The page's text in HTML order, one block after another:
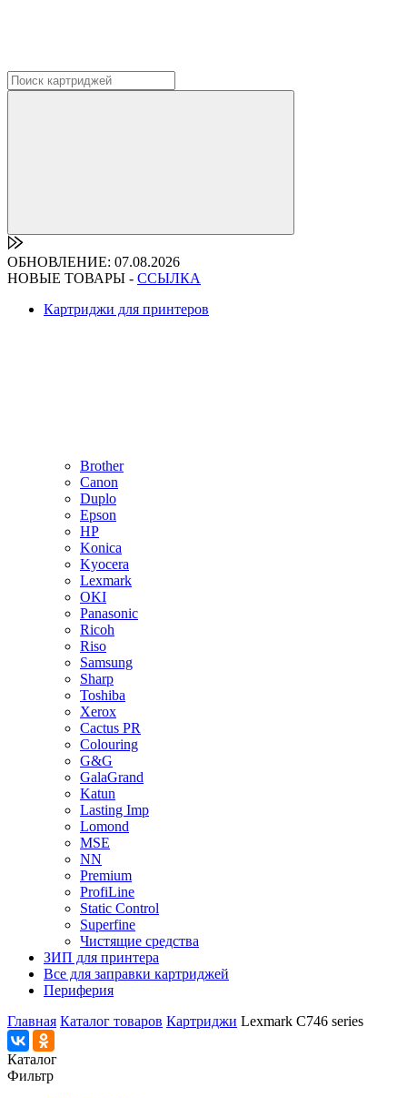
ОБНОВЛЕНИЕ: 07.08.2026
НОВЫЕ ТОВАРЫ - ССЫЛКА
Картриджи для принтеров
Brother
Canon
Duplo
Epson
HP
Konica
Kyocera
Lexmark
OKI
Panasonic
Ricoh
Riso
Samsung
Sharp
Toshiba
Xerox
Cactus PR
Colouring
G&G
GalaGrand
Katun
Lasting Imp
Lomond
MSE
NN
Premium
ProfiLine
Static Control
Superfine
Чистящие средства
ЗИП для принтера
Все для заправки картриджей
Периферия
Главная Каталог товаров Картриджи Lexmark C746 series
Каталог
Фильтр